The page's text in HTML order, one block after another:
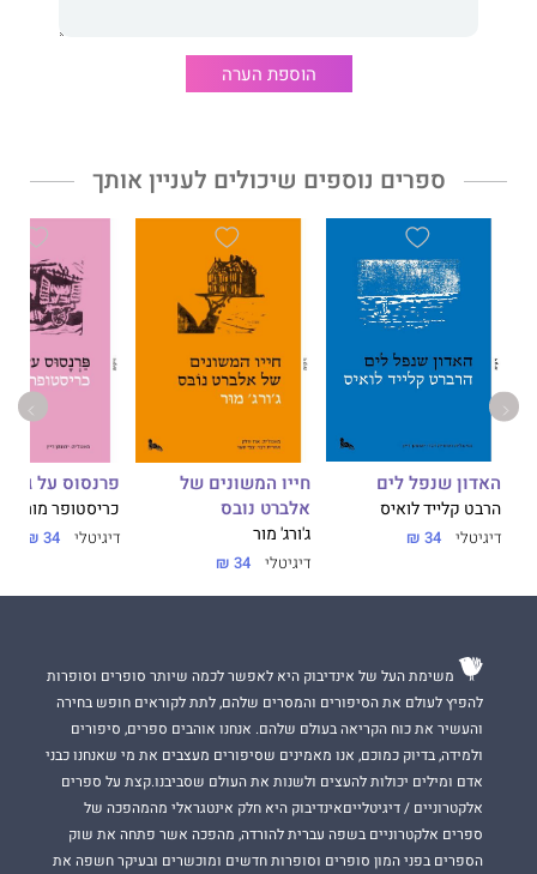
הוספת הערה
ספרים נוספים שיכולים לעניין אותך
האדון שנפל לים
הרבט קלייד לואיס
דיגיטלי 34 ₪
חייו המשונים של
אלברט נובס
ג'ורג' מור
דיגיטלי 34 ₪
פרנסוס על
כריסטופר מורלי
דיגיטלי 34 ₪
משימת העל של אינדיבוק היא לאפשר לכמה שיותר סופרים וסופרות
להפיץ לעולם את הסיפורים והמסרים שלהם, לתת לקוראים חופש בחירה
והעשיר את כוח הקריאה בעולם שלהם. אנחנו אוהבים ספרים, סיפורים
ולמידה, בדיוק כמוכם, אנו מאמינים שסיפורים מעצבים את מי שאנחנו כבני
אדם ומילים יכולות להעצים ולשנות את העולם שסביבנו.קצת על ספרים
אלקטרוניים / דיגיטלייםאינדיבוק היא חלק אינטגראלי מהמהפכה של
ספרים אלקטרוניים בשפה עברית להורדה, מהפכה אשר פתחה את שוק
הספרים בפני המון סופרים וסופרות חדשים ומוכשרים ובעיקר חשפה את